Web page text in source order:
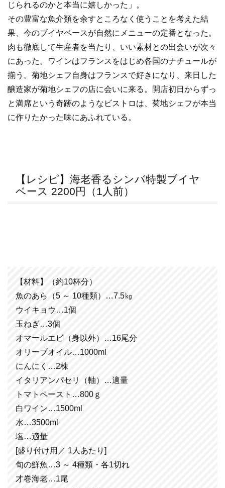
じられるのかと本当に嬉しかった」。
その豊富な魚介類を余すところなく使うことを考えた結
果、今のブイヤベースが自然にメニューの定番となった。
肉も徹底して生産者を当たり、いい素材との出会いが次々
にあった。ワインはフランスをはじめ各国のナチュールが
揃う。菊地シェフ自身はフランスで好きになり、来日した
醸造家が菊地シェフの店に会いに来る。開店初日からずっ
と満席という奇跡のようなビストロは、菊地シェフが本当
に作りたかった味にあふれている。
【レシピ】海老香るシンバ特製ブイヤ
ベース 2200円（1人前）
【材料】（約10杯分）
魚のあら（5 ～ 10種類）…7.5㎏
ウイキョウ…1個
玉ねぎ…3個
オマールエビ（身以外）…16尾分
オリーブオイル…1000ml
にんにく…2株
イタリアンパセリ（軸）…適量
トマトペースト…800ｇ
白ワイン…1500ml
水…3500ml
塩…適量
[盛り付け用／ 1人あたり]
旬の鮮魚…3 ～ 4種類・各1切れ
才巻海老…1尾